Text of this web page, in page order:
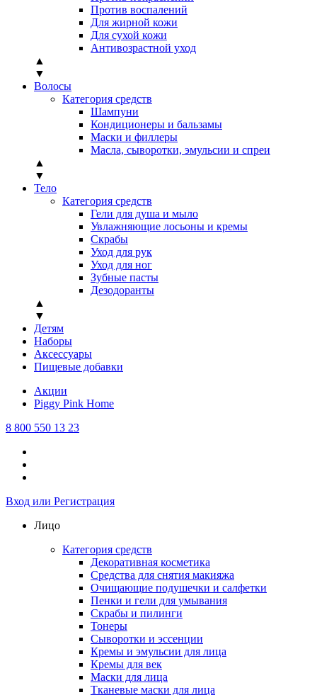
Против воспалений
Для жирной кожи
Для сухой кожи
Антивозрастной уход
▲
▼
Волосы
Категория средств
Шампуни
Кондиционеры и бальзамы
Маски и филлеры
Масла, сыворотки, эмульсии и спреи
▲
▼
Тело
Категория средств
Гели для душа и мыло
Увлажняющие лосьоны и кремы
Скрабы
Уход для рук
Уход для ног
Зубные пасты
Дезодоранты
▲
▼
Детям
Наборы
Аксессуары
Пищевые добавки
Акции
Piggy Pink Home
8 800 550 13 23
Вход или Регистрация
Лицо
Категория средств
Декоративная косметика
Средства для снятия макияжа
Очищающие подушечки и салфетки
Пенки и гели для умывания
Скрабы и пилинги
Тонеры
Сыворотки и эссенции
Кремы и эмульсии для лица
Кремы для век
Маски для лица
Тканевые маски для лица